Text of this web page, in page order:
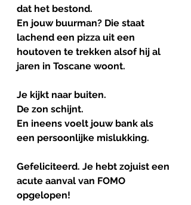
dat het bestond.
En jouw buurman? Die staat
lachend een pizza uit een
houtoven te trekken alsof hij al
jaren in Toscane woont.
Je kijkt naar buiten.
De zon schijnt.
En ineens voelt jouw bank als
een persoonlijke mislukking.
Gefeliciteerd. Je hebt zojuist een
acute aanval van FOMO
opgelopen!